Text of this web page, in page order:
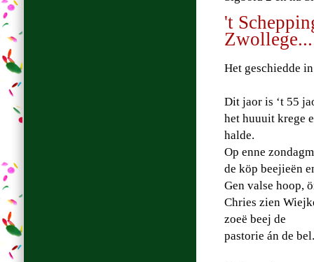
't
Zwollege...
Het geschiedde
Dit jaor is ‘t 55
het huuuit krege
halde.
Op enne
de köp beejieën
Gen valse hoop,
Chries zien
zoeë beej de
pastorie án de bel.